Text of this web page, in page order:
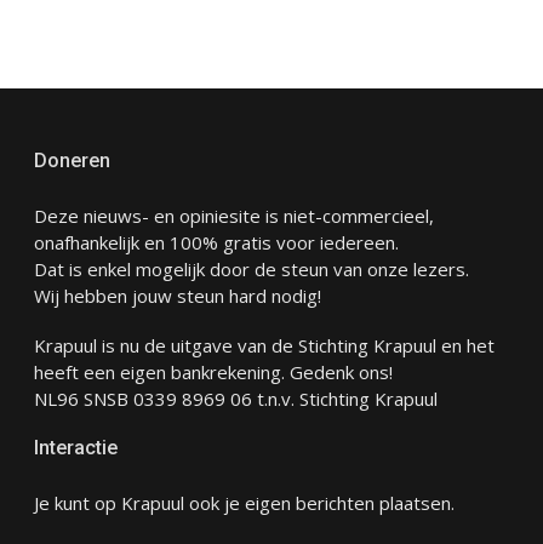
Doneren
Deze nieuws- en opiniesite is niet-commercieel,
onafhankelijk en 100% gratis voor iedereen.
Dat is enkel mogelijk door de steun van onze lezers.
Wij hebben jouw steun hard nodig!
Krapuul is nu de uitgave van de Stichting Krapuul en het
heeft een eigen bankrekening. Gedenk ons!
NL96 SNSB 0339 8969 06 t.n.v. Stichting Krapuul
Interactie
Je kunt op Krapuul ook je eigen berichten plaatsen.